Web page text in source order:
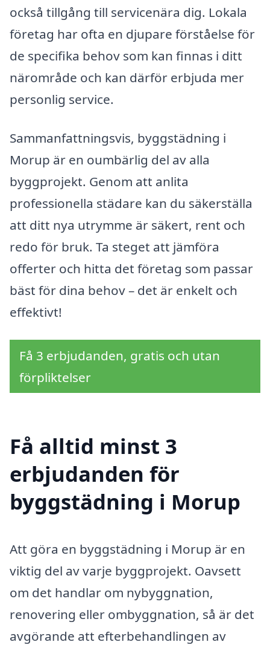
också tillgång till servicenära dig. Lokala
företag har ofta en djupare förståelse för
de specifika behov som kan finnas i ditt
närområde och kan därför erbjuda mer
personlig service.
Sammanfattningsvis, byggstädning i
Morup är en oumbärlig del av alla
byggprojekt. Genom att anlita
professionella städare kan du säkerställa
att ditt nya utrymme är säkert, rent och
redo för bruk. Ta steget att jämföra
offerter och hitta det företag som passar
bäst för dina behov – det är enkelt och
effektivt!
Få 3 erbjudanden, gratis och utan
förpliktelser
Få alltid minst 3
erbjudanden för
byggstädning i Morup
Att göra en byggstädning i Morup är en
viktig del av varje byggprojekt. Oavsett
om det handlar om nybyggnation,
renovering eller ombyggnation, så är det
avgörande att efterbehandlingen av